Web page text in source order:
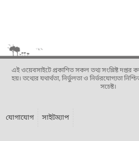
এই ওয়েবসাইটে প্রকাশিত সকল তথ্য সংশ্লিষ্ট দপ্তর
হয়। তথ্যের যথার্থতা, নির্ভুলতা ও নির্ভরযোগ্যতা
সচেষ্ট।
যোগাযোগ সাইটম্যাপ